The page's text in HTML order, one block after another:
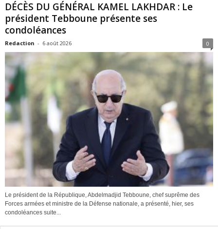
DÉCÈS DU GÉNÉRAL KAMEL LAKHDAR : Le
président Tebboune présente ses
condoléances
Redaction - 6 août 2026 0
Le président de la République, Abdelmadjid Tebboune, chef suprême des
Forces armées et ministre de la Défense nationale, a présenté, hier, ses
condoléances suite...